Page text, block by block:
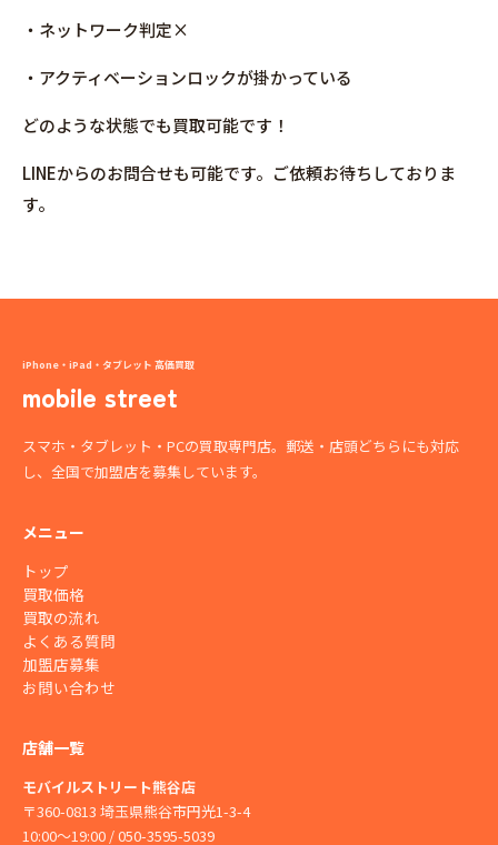
・ネットワーク判定×
・アクティベーションロックが掛かっている
どのような状態でも買取可能です！
LINEからのお問合せも可能です。ご依頼お待ちしておりま
す。
iPhone・iPad・タブレット 高価買取
mobile street
スマホ・タブレット・PCの買取専門店。郵送・店頭どちらにも対応
し、全国で加盟店を募集しています。
メニュー
トップ
買取価格
買取の流れ
よくある質問
加盟店募集
お問い合わせ
店舗一覧
モバイルストリート熊谷店
〒360-0813 埼玉県熊谷市円光1-3-4
10:00〜19:00 / 050-3595-5039